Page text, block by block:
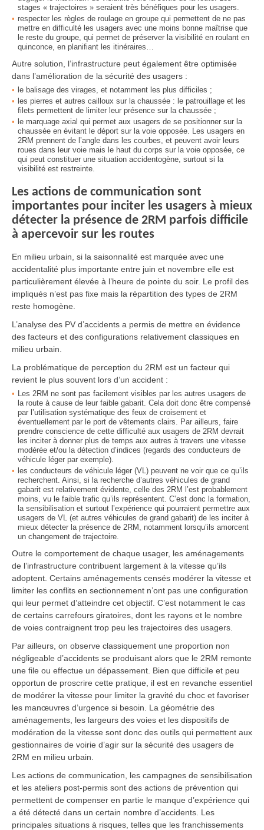
stages « trajectoires » seraient très bénéfiques pour les usagers.
respecter les règles de roulage en groupe qui permettent de ne pas
mettre en difficulté les usagers avec une moins bonne maîtrise que
le reste du groupe, qui permet de préserver la visibilité en roulant en
quinconce, en planifiant les itinéraires…
Autre solution, l’infrastructure peut également être optimisée
dans l’amélioration de la sécurité des usagers :
le balisage des virages, et notamment les plus difficiles ;
les pierres et autres cailloux sur la chaussée : le patrouillage et les
filets permettent de limiter leur présence sur la chaussée ;
le marquage axial qui permet aux usagers de se positionner sur la
chaussée en évitant le déport sur la voie opposée. Les usagers en
2RM prennent de l’angle dans les courbes, et peuvent avoir leurs
roues dans leur voie mais le haut du corps sur la voie opposée, ce
qui peut constituer une situation accidentogène, surtout si la
visibilité est restreinte.
Les actions de communication sont
importantes pour inciter les usagers à mieux
détecter la présence de 2RM parfois difficile
à apercevoir sur les routes
En milieu urbain, si la saisonnalité est marquée avec une
accidentalité plus importante entre juin et novembre elle est
particulièrement élevée à l’heure de pointe du soir. Le profil des
impliqués n’est pas fixe mais la répartition des types de 2RM
reste homogène.
L’analyse des PV d’accidents a permis de mettre en évidence
des facteurs et des configurations relativement classiques en
milieu urbain.
La problématique de perception du 2RM est un facteur qui
revient le plus souvent lors d’un accident :
Les 2RM ne sont pas facilement visibles par les autres usagers de
la route à cause de leur faible gabarit. Cela doit donc être compensé
par l’utilisation systématique des feux de croisement et
éventuellement par le port de vêtements clairs. Par ailleurs, faire
prendre conscience de cette difficulté aux usagers de 2RM devrait
les inciter à donner plus de temps aux autres à travers une vitesse
modérée et/ou la détection d’indices (regards des conducteurs de
véhicule léger par exemple).
les conducteurs de véhicule léger (VL) peuvent ne voir que ce qu’ils
recherchent. Ainsi, si la recherche d’autres véhicules de grand
gabarit est relativement évidente, celle des 2RM l’est probablement
moins, vu le faible trafic qu’ils représentent. C’est donc la formation,
la sensibilisation et surtout l’expérience qui pourraient permettre aux
usagers de VL (et autres véhicules de grand gabarit) de les inciter à
mieux détecter la présence de 2RM, notamment lorsqu’ils amorcent
un changement de trajectoire.
Outre le comportement de chaque usager, les aménagements
de l’infrastructure contribuent largement à la vitesse qu’ils
adoptent. Certains aménagements censés modérer la vitesse et
limiter les conflits en sectionnement n’ont pas une configuration
qui leur permet d’atteindre cet objectif. C’est notamment le cas
de certains carrefours giratoires, dont les rayons et le nombre
de voies contraignent trop peu les trajectoires des usagers.
Par ailleurs, on observe classiquement une proportion non
négligeable d’accidents se produisant alors que le 2RM remonte
une file ou effectue un dépassement. Bien que difficile et peu
opportun de proscrire cette pratique, il est en revanche essentiel
de modérer la vitesse pour limiter la gravité du choc et favoriser
les manœuvres d’urgence si besoin. La géométrie des
aménagements, les largeurs des voies et les dispositifs de
modération de la vitesse sont donc des outils qui permettent aux
gestionnaires de voirie d’agir sur la sécurité des usagers de
2RM en milieu urbain.
Les actions de communication, les campagnes de sensibilisation
et les ateliers post-permis sont des actions de prévention qui
permettent de compenser en partie le manque d’expérience qui
a été détecté dans un certain nombre d’accidents. Les
principales situations à risques, telles que les franchissements